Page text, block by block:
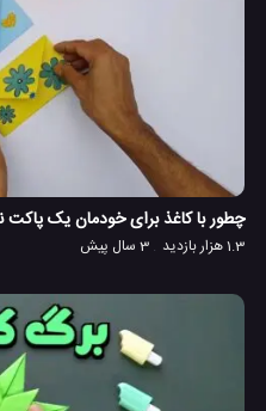
چطور با کاغذ برای خودمان یک پاکت
1.3 هزار بازدید 3 سال پیش